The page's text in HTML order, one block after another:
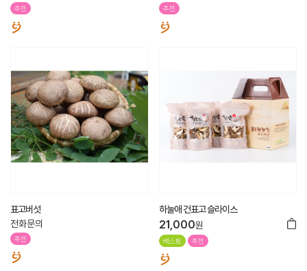
추천 추천
표고버섯
전화문의
추천
하눌애 건표고 슬라이스
21,000원
베스트 추천